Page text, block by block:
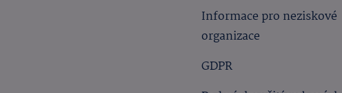
Informace pro neziskové
organizace
GDPR